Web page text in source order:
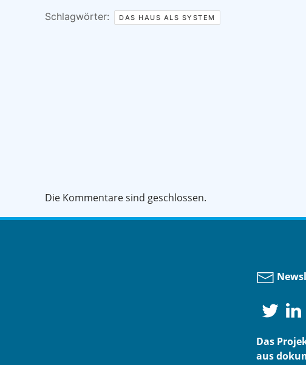
Schlagwörter: DAS HAUS ALS SYSTEM
Die Kommentare sind geschlossen.
Das
aus